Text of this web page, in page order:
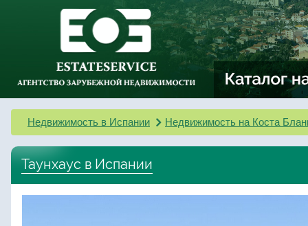
Недвижимость в Испании Недвижимость на Коста
Таунхаус в Испании